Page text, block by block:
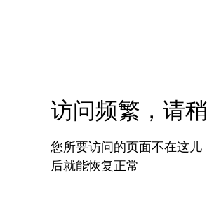
访问频繁，请
您所要访问的页面不在这
后就能恢复正常